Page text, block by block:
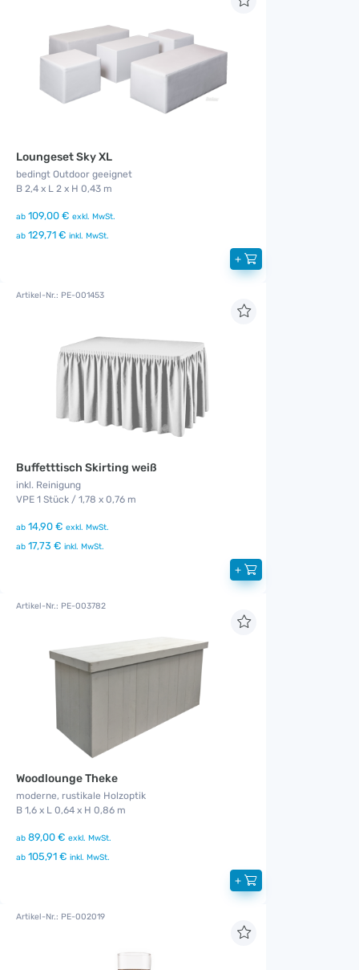
Loungeset Sky XL
bedingt Outdoor geeignet
B 2,4 x L 2 x H 0,43 m
ab 109,00 € exkl. MwSt.
ab 129,71 € inkl. MwSt.
+
Artikel-Nr.: PE-001453
Buffetttisch Skirting weiß
inkl. Reinigung
VPE 1 Stück / 1,78 x 0,76 m
ab 14,90 € exkl. MwSt.
ab 17,73 € inkl. MwSt.
+
Artikel-Nr.: PE-003782
Woodlounge Theke
moderne, rustikale Holzoptik
B 1,6 x L 0,64 x H 0,86 m
ab 89,00 € exkl. MwSt.
ab 105,91 € inkl. MwSt.
+
Artikel-Nr.: PE-002019